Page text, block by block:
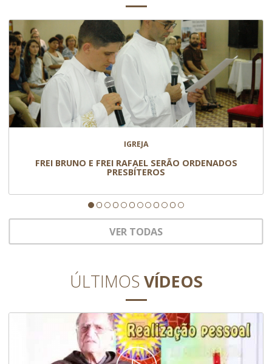
VER TODAS
IGREJA
FREI BRUNO E FREI RAFAEL SERÃO ORDENADOS
PRESBÍTEROS
ÚLTIMOS VÍDEOS